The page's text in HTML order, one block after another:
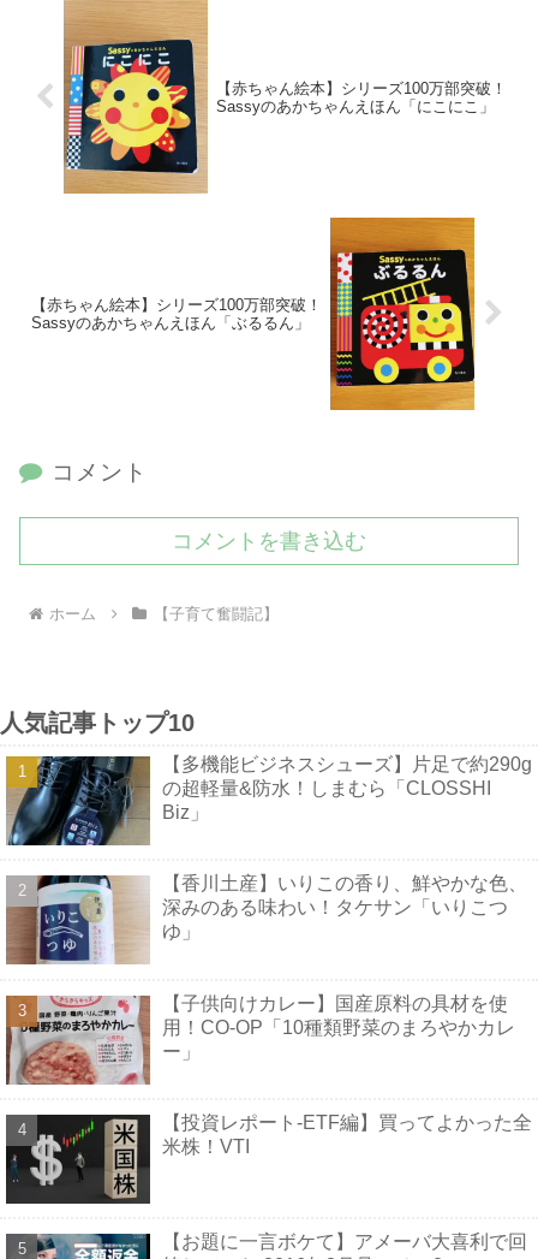
【赤ちゃん絵本】シリーズ100万部突破！
Sassyのあかちゃんえほん「にこにこ」
【赤ちゃん絵本】シリーズ100万部突破！
Sassyのあかちゃんえほん「ぶるるん」
コメント
コメントを書き込む
ホーム 【子育て奮闘記】
人気記事トップ10
【多機能ビジネスシューズ】片足で約290g
の超軽量&防水！しまむら「CLOSSHI
Biz」
【香川土産】いりこの香り、鮮やかな色、
深みのある味わい！タケサン「いりこつ
ゆ」
【子供向けカレー】国産原料の具材を使
用！CO-OP「10種類野菜のまろやかカレ
ー」
【投資レポート-ETF編】買ってよかった全
米株！VTI
【お題に一言ボケて】アメーバ大喜利で回